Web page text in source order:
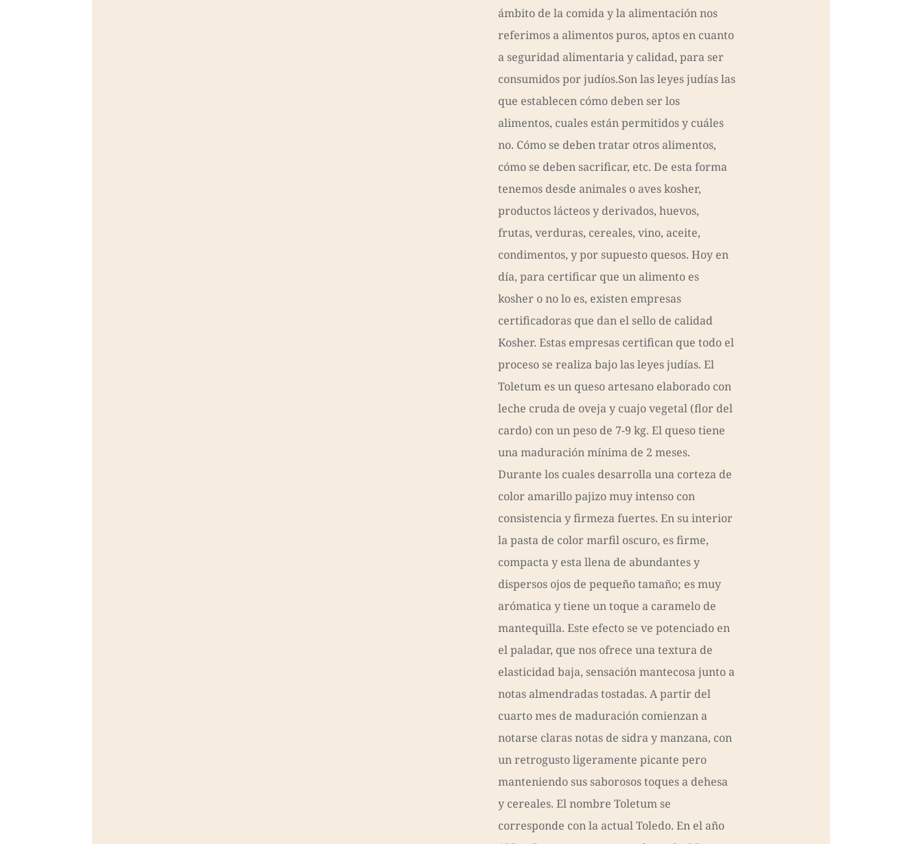
ámbito de la comida y la alimentación nos
referimos a alimentos puros, aptos en cuanto
a seguridad alimentaria y calidad, para ser
consumidos por judíos.Son las leyes judías las
que establecen cómo deben ser los
alimentos, cuales están permitidos y cuáles
no. Cómo se deben tratar otros alimentos,
cómo se deben sacrificar, etc. De esta forma
tenemos desde animales o aves kosher,
productos lácteos y derivados, huevos,
frutas, verduras, cereales, vino, aceite,
condimentos, y por supuesto quesos. Hoy en
día, para certificar que un alimento es
kosher o no lo es, existen empresas
certificadoras que dan el sello de calidad
Kosher. Estas empresas certifican que todo el
proceso se realiza bajo las leyes judías. El
Toletum es un queso artesano elaborado con
leche cruda de oveja y cuajo vegetal (flor del
cardo) con un peso de 7-9 kg. El queso tiene
una maduración mínima de 2 meses.
Durante los cuales desarrolla una corteza de
color amarillo pajizo muy intenso con
consistencia y firmeza fuertes. En su interior
la pasta de color marfil oscuro, es firme,
compacta y esta llena de abundantes y
dispersos ojos de pequeño tamaño; es muy
arómatica y tiene un toque a caramelo de
mantequilla. Este efecto se ve potenciado en
el paladar, que nos ofrece una textura de
elasticidad baja, sensación mantecosa junto a
notas almendradas tostadas. A partir del
cuarto mes de maduración comienzan a
notarse claras notas de sidra y manzana, con
un retrogusto ligeramente picante pero
manteniendo sus saborosos toques a dehesa
y cereales. El nombre Toletum se
corresponde con la actual Toledo. En el año